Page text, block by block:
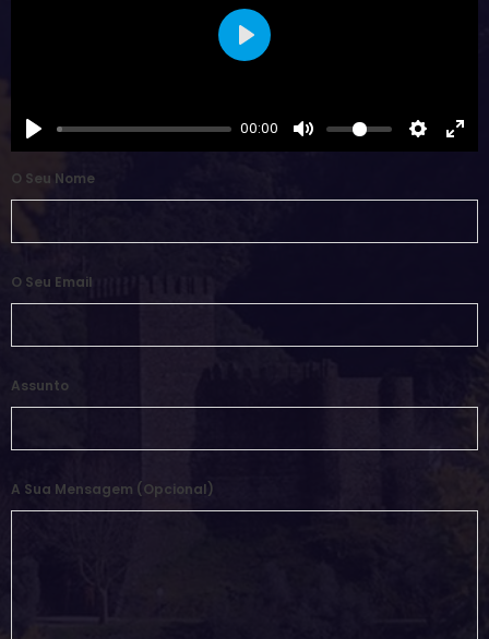
00:00
Play
O Seu Nome
O Seu Email
Assunto
A Sua Mensagem (opcional)